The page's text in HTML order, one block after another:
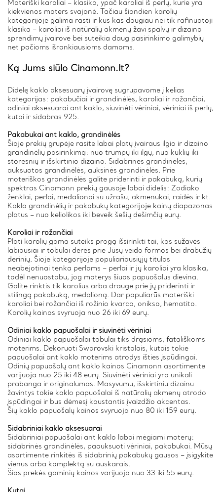
Moteriški karoliai – klasika, ypač karoliai iš perlų, kurie yra
kiekvienos moters svajonė. Tačiau šiandien karolių
kategorijoje galima rasti ir kus kas daugiau nei tik rafinuotoji
klasika – karoliai iš natūralių akmenų žavi spalvų ir dizaino
sprendimų įvairove bei suteikia daug pasirinkimo galimybių
net pačioms išrankiausioms damoms.
Ką Jums siūlo Cinamonn.lt?
Didelę kaklo aksesuarų įvairovę sugrupavome į kelias
kategorijas: pakabučiai ir grandinėlės, karoliai ir rožančiai,
odiniai aksesuarai ant kaklo, siuvinėti vėriniai, vėriniai iš perlų,
kutai ir sidabras 925.
Pakabukai ant kaklo, grandinėlės
Šioje prekių grupėje rasite labai platų įvairaus ilgio ir dizaino
grandinėlių pasirinkimą: nuo trumpų iki ilgų, nuo kuklių iki
storesnių ir išskirtinio dizaino. Sidabrinės grandinėlės,
auksuotos grandinėlės, auksinės grandinėlės. Prie
moteriškos grandinėlės galite priderinti ir pakabuką, kurių
spektras Cinamonn prekių gausoje labai didelis: Zodiako
ženklai, perlai, medalionai su užrašu, akmenukai, raidės ir kt.
Kaklo grandinėlių ir pakabukų kategorijoje kainų diapazonas
platus – nuo keliolikos iki beveik šešių dešimčių eurų.
Karoliai ir rožančiai
Plati karolių gama suteiks progą išsirinkti tai, kas sužavės
labiausiai ir tobulai derės prie Jūsų veido formos bei drabužių
derinių. Šioje kategorijoje populiariausiųjų titulas
neabejotinai tenka perlams – perlai ir jų karoliai yra klasika,
todėl nenuostabu, jog moterys šiuos papuošalus dievina.
Galite rinktis tik karolius arba drauge prie jų priderinti ir
stilingą pakabuką, medalioną. Dar populiarūs moteriški
karoliai bei rožančiai iš rožinio kvarco, onikso, hematito.
Karolių kainos svyruoja nuo 26 iki 69 eurų.
Odiniai kaklo papuošalai ir siuvinėti vėriniai
Odiniai kaklo papuošalai tobulai tiks drąsioms, fatališkoms
moterims. Dekoruoti Swarovski kristalais, kutais tokie
papuošalai ant kaklo moterims atrodys išties įspūdingai.
Odinių papuošalų ant kaklo kainos Cinamonn asortimente
varijuoja nuo 25 iki 48 eurų. Siuvinėti vėriniai yra unikali
prabanga ir originalumas. Masyvumu, išskirtiniu dizainu
žavintys tokie kaklo papuošalai iš natūralių akmenų atrodo
įspūdingai ir bus dėmesį kaustantis įvaizdžio akcentas.
Šių kaklo papuošalų kainos svyruoja nuo 80 iki 159 eurų.
Sidabriniai kaklo aksesuarai
Sidabriniai papuošalai ant kaklo labai mėgiami moterų:
sidabrinės grandinėlės, paauksuoti vėriniai, pakabukai. Mūsų
asortimente rinkitės iš sidabrinių pakabukų gausos – įsigykite
vienus arba komplektą su auskarais.
Šios prekės gaminių kainos varijuoja nuo 33 iki 55 eurų.